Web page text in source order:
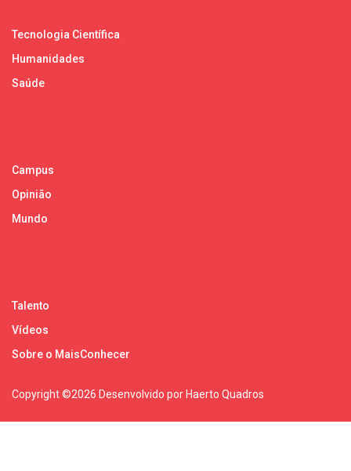
Tecnologia Científica
Humanidades
Saúde
Campus
Opinião
Mundo
Talento
Vídeos
Sobre o MaisConhecer
Copyright ©2026 Desenvolvido por Haerto Quadros